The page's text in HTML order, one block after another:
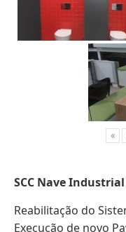
«
SCC Nave Industrial
Reabilitação do
Execução de novo